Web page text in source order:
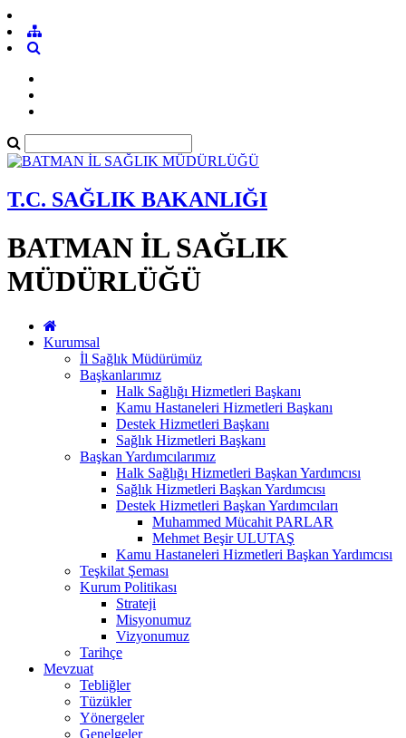
T.C. SAĞLIK BAKANLIĞI
BATMAN İL SAĞLIK
MÜDÜRLÜĞÜ
Kurumsal
İl Sağlık Müdürümüz
Başkanlarımız
Halk Sağlığı Hizmetleri Başkanı
Kamu Hastaneleri Hizmetleri Başkanı
Destek Hizmetleri Başkanı
Sağlık Hizmetleri Başkanı
Başkan Yardımcılarımız
Halk Sağlığı Hizmetleri Başkan Yardımcısı
Sağlık Hizmetleri Başkan Yardımcısı
Destek Hizmetleri Başkan Yardımcıları
Muhammed Mücahit PARLAR
Mehmet Beşir ULUTAŞ
Kamu Hastaneleri Hizmetleri Başkan Yardımcısı
Teşkilat Şeması
Kurum Politikası
Strateji
Misyonumuz
Vizyonumuz
Tarihçe
Mevzuat
Tebliğler
Tüzükler
Yönergeler
Genelgeler